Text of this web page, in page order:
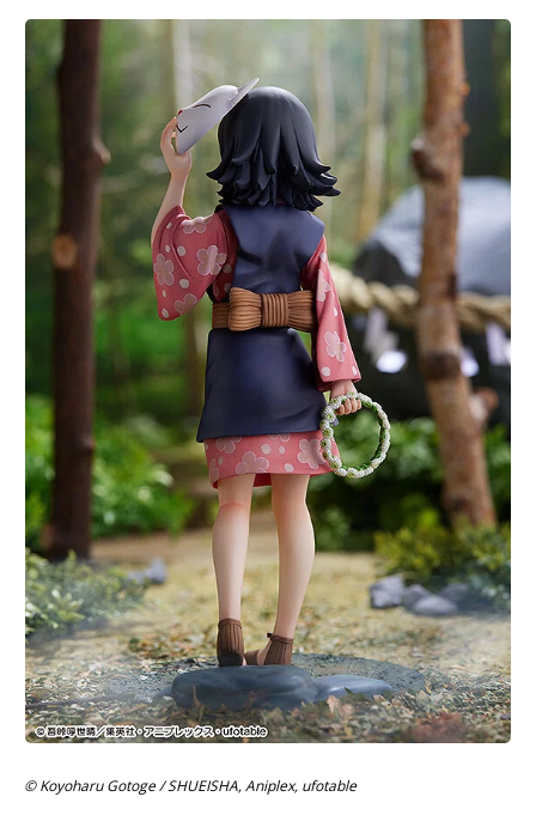
© Koyoharu Gotoge / SHUEISHA, Aniplex, ufotable